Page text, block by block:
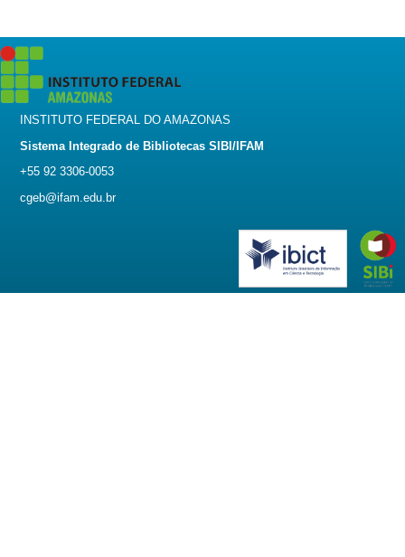
INSTITUTO FEDERAL DO AMAZONAS
Sistema Integrado de Bibliotecas SIBI/IFAM
+55 92 3306-0053
cgeb@ifam.edu.br